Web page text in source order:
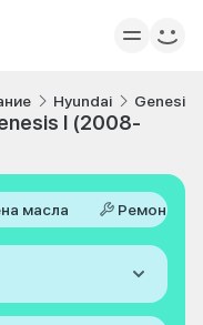
Hyundai Genesis
I (2008-
масла Ремонт